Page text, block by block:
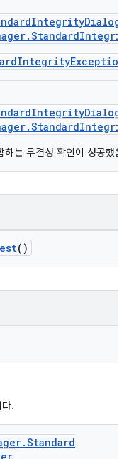
하는 무결성 확인이 성공했음
()
.
.Standard